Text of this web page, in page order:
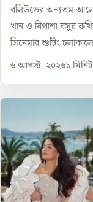
বলিউডের অন্যতম
খান ও বিপাশা বসুর
সিনেমার শুটিং
৬ আগস্ট, ২০২৬১